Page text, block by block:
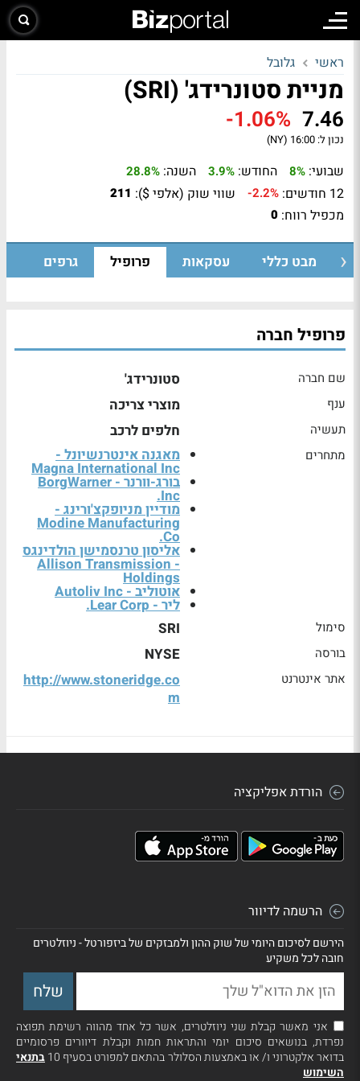
ראשי גלובל
מניית סטונרידג' (SRI)
7.46
-1.06%
נכון ל: 16:00 (NY)
שבועי: 8% החודש: 3.9% השנה: 28.8%
12 חודשים: -2.2% שווי שוק (אלפי $): 211
מכפיל רווח: 0
מבט כללי עסקאות פרופיל גרפים
פרופיל חברה
שם חברה סטונרידג'
ענף מוצרי צריכה
תעשיה חלפים לרכב
מתחרים מאגנה אינטרנשיונל -
Magna International Inc
בורג-וורנר - BorgWarner
Inc.
מודיין מניופקצ'ורינג -
Modine Manufacturing
Co.
אליסון טרנסמישן הולדינגס
- Allison Transmission
Holdings
אוטוליב - Autoliv Inc
ליר - Lear Corp.
סימול SRI
בורסה NYSE
אתר אינטרנט
http://www.stoneridge.co
m
הורדת אפליקציה
הרשמה לדיוור
הירשם לסיכום היומי של שוק ההון ולמבזקים של ביזפורטל - ניוזלטרים
חובה לכל משקיע
אני מאשר קבלת שני ניוזלטרים, אשר כל אחד מהווה רשימת תפוצה
נפרדת, בנושאים סיכום יומי והתראות חמות וקבלת דיוורים פרסומיים
בדואר אלקטרוני ו/ או באמצעות הסלולר בהתאם למפורט בסעיף 10
בתנאי
השימוש